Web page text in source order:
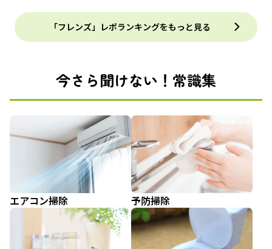
「フレンズ」レポランキングをもっと見る
今さら聞けない！常識集
エアコン掃除 予防掃除